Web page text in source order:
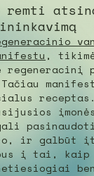
remti
,
Tačiau
pasinaudoti
ir galbūt
į tai, kaip